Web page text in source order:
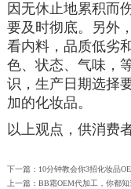
因无休止地累积而
要及时彻底。另外
看内料，品质低劣
色、状态、气味，
识，生产日期选择
加的化妆品。
以上观点，供消费
下一篇：10分钟教会你3招化妆品
上一篇：BB霜OEM代加工，你都知